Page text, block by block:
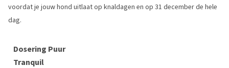
voordat je jouw hond uitlaat op knaldagen en op 31 december de hele
dag.
Dosering Puur
Tranquil